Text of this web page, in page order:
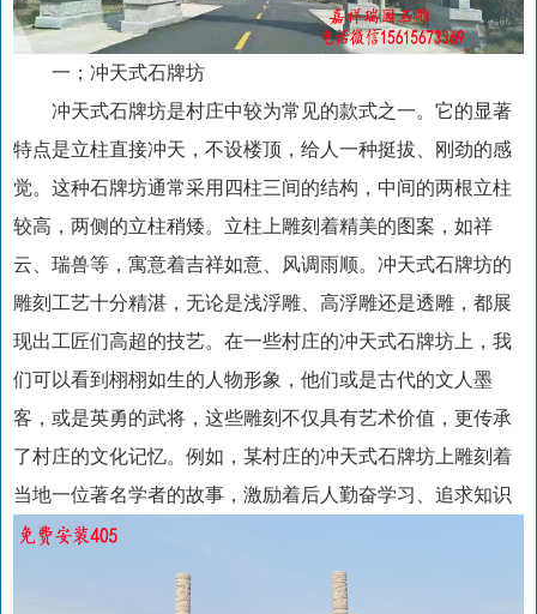
一；冲天式石牌坊
冲天式石牌坊是村庄中较为常见的款式之一。它的显著
特点是立柱直接冲天，不设楼顶，给人一种挺拔、刚劲的感
觉。这种石牌坊通常采用四柱三间的结构，中间的两根立柱
较高，两侧的立柱稍矮。立柱上雕刻着精美的图案，如祥
云、瑞兽等，寓意着吉祥如意、风调雨顺。冲天式石牌坊的
雕刻工艺十分精湛，无论是浅浮雕、高浮雕还是透雕，都展
现出工匠们高超的技艺。在一些村庄的冲天式石牌坊上，我
们可以看到栩栩如生的人物形象，他们或是古代的文人墨
客，或是英勇的武将，这些雕刻不仅具有艺术价值，更传承
了村庄的文化记忆。例如，某村庄的冲天式石牌坊上雕刻着
当地一位著名学者的故事，激励着后人勤奋学习、追求知识